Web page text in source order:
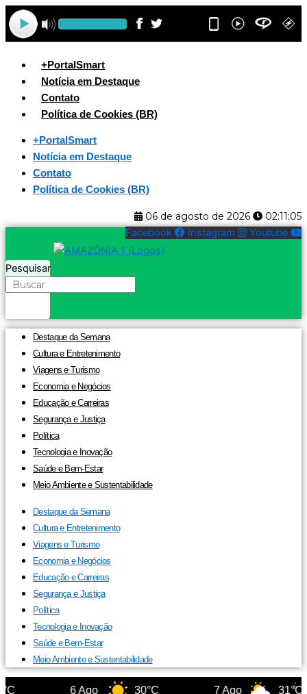
Ir
para
o
+PortalSmart
Notícia em Destaque
Contato
Política de Cookies (BR)
+PortalSmart
Notícia em Destaque
Contato
Política de Cookies (BR)
06 de agosto de 2026
02:11:05
Facebook
Instagram Youtube
Pesquisar
Destaque da Semana
Cultura e Entretenimento
Viagens e Turismo
Economia e Negócios
Educação e Carreiras
Segurança e Justiça
Política
Tecnologia e Inovação
Saúde e Bem-Estar
Meio Ambiente e Sustentabilidade
Destaque da Semana
Cultura e Entretenimento
Viagens e Turismo
Economia e Negócios
Educação e Carreiras
Segurança e Justiça
Política
Tecnologia e Inovação
Saúde e Bem-Estar
Meio Ambiente e Sustentabilidade
6 Ago 30°C 7 Ago 31°C